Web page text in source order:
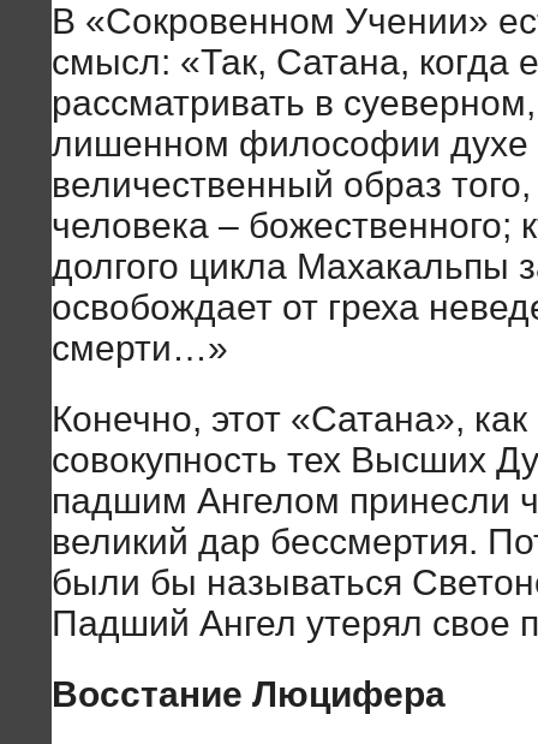
В «Сокровенном Учении»
смысл: «Так, Сатана, когда
рассматривать в
лишенном философии духе
величественный образ
человека – божественного;
долгого цикла Махакальпы
освобождает от греха
смерти…»
Конечно, этот «Сатана»,
совокупность тех Высших
падшим Ангелом принесли
великий дар бессмертия.
были бы называться
Падший Ангел утерял свое
Восстание Люцифера